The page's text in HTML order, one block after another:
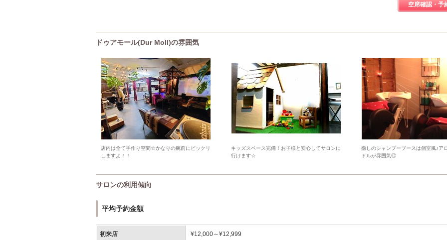
空席確認・予
ドゥアモール(Dur Moll)の雰囲気
店内は全て手作り空間☆かなりの腕前にビックリ
しますよ！！
キッズスペース完備！お子様と安心してサロンに
行けます☆
癒しのシャンプーブースは個室風♪ア
ドルが雰囲気◎
サロンの利用傾向
平均予約金額
初来店 ¥12,000～¥12,999